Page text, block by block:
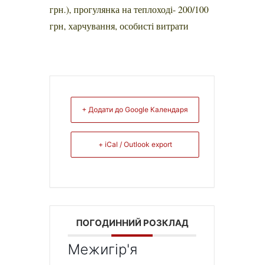
грн.), прогулянка на теплоході- 200/100
грн, харчування, особисті витрати
+ Додати до Google Календаря
+ iCal / Outlook export
ПОГОДИННИЙ РОЗКЛАД
Межигір'я